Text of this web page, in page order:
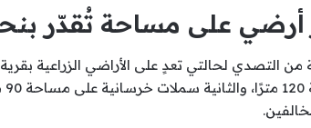
على مساحة تُقدّر بنحو 150
من التصدي لحالتي تعدٍ على الأراضي الزراعية